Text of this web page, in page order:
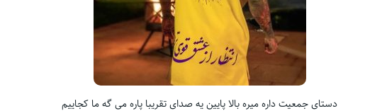
دستای جمعیت داره میره بالا پایین یه صدای تقریبا پاره می گه ما كجاییم